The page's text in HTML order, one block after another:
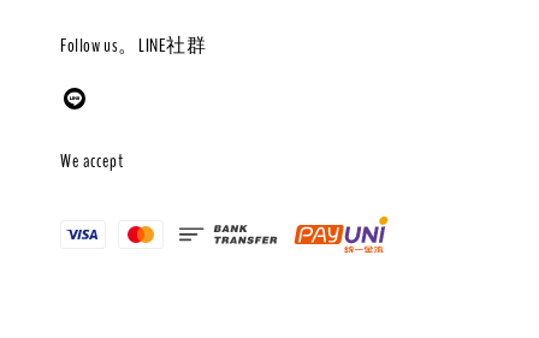
Follow us。LINE社群
We accept